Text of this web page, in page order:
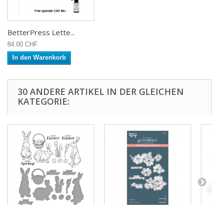
BetterPress Lette...
84.00 CHF
In den Warenkorb
30 ANDERE ARTIKEL IN DER GLEICHEN
KATEGORIE: